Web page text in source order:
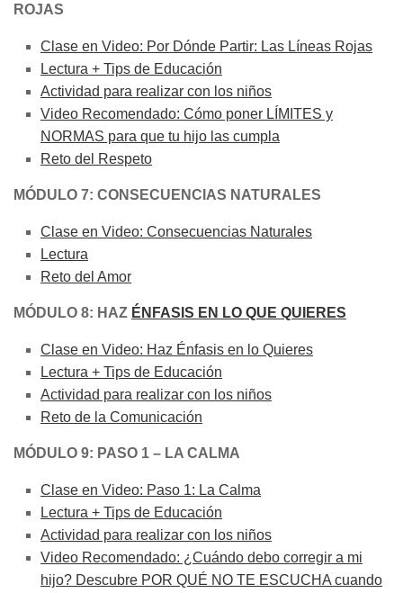
ROJAS
Clase en Video: Por Dónde Partir: Las Líneas Rojas
Lectura + Tips de Educación
Actividad para realizar con los niños
Video Recomendado: Cómo poner LÍMITES y
NORMAS para que tu hijo las cumpla
Reto del Respeto
MÓDULO 7: CONSECUENCIAS NATURALES
Clase en Video: Consecuencias Naturales
Lectura
Reto del Amor
MÓDULO 8: HAZ ÉNFASIS EN LO QUE QUIERES
Clase en Video: Haz Énfasis en lo Quieres
Lectura + Tips de Educación
Actividad para realizar con los niños
Reto de la Comunicación
MÓDULO 9: PASO 1 – LA CALMA
Clase en Video: Paso 1: La Calma
Lectura + Tips de Educación
Actividad para realizar con los niños
Video Recomendado: ¿Cuándo debo corregir a mi
hijo? Descubre POR QUÉ NO TE ESCUCHA cuando